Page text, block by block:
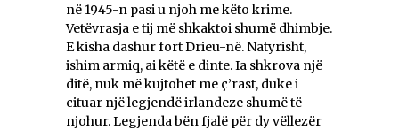
në 1945-n pasi u njoh me këto krime.
Vetëvrasja e tij më shkaktoi shumë dhimbje.
E kisha dashur fort Drieu-në. Natyrisht,
ishim armiq, ai këtë e dinte. Ia shkrova një
ditë, nuk më kujtohet me ç’rast, duke i
cituar një legjendë irlandeze shumë të
njohur. Legjenda bën fjalë për dy vëllezër